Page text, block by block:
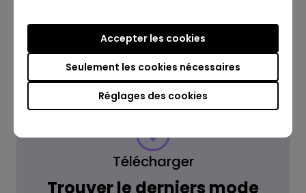
Réglages des cookies
Seulement les cookies nécessaires
Accepter les cookies
En savoir plus
Télécharger
Trouver le derniers mode